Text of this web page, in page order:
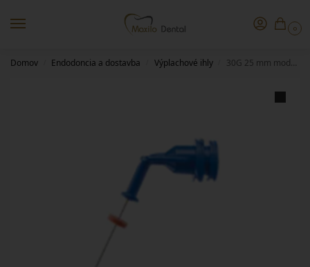
0
Domov Endodoncia a dostavba Výplachové ihly 30G 25 mm modrá – NaviTip výplachová ihla 50ks